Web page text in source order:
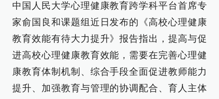
中国人民大学心理健康教育跨学科平台首席专
家俞国良和课题组近日发布的《高校心理健康
教育效能有待大力提升》报告指出，提高与促
进高校心理健康教育效能，需要在完善心理健
康教育体制机制、综合手段全面促进教师能力
提升、加强教育与管理的协调配合、育人主体